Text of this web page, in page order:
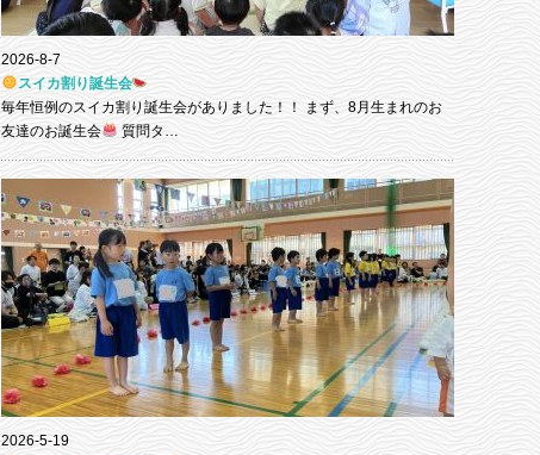
2026-8-7
スイカ割り誕生会
毎年恒例のスイカ割り誕生会がありました！！ まず、8月生まれのお
友達のお誕生会
質問タ…
2026-5-19